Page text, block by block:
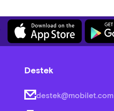
Destek
destek@mobilet.com